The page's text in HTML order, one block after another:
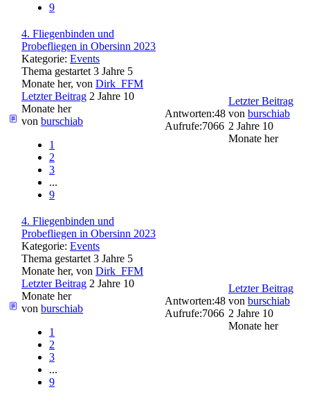
9
4. Fliegenbinden und
Probefliegen in Obersinn 2023
Kategorie: Events
Thema gestartet 3 Jahre 5
Monate her, von Dirk_FFM
Letzter Beitrag 2 Jahre 10
Monate her
von burschiab
1
2
3
...
9
Antworten:48
Aufrufe:7066
Letzter Beitrag
von burschiab
2 Jahre 10
Monate her
4. Fliegenbinden und
Probefliegen in Obersinn 2023
Kategorie: Events
Thema gestartet 3 Jahre 5
Monate her, von Dirk_FFM
Letzter Beitrag 2 Jahre 10
Monate her
von burschiab
1
2
3
...
9
Antworten:48
Aufrufe:7066
Letzter Beitrag
von burschiab
2 Jahre 10
Monate her